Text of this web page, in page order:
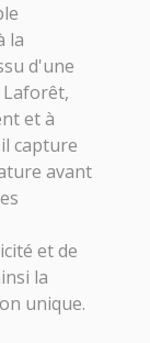
la
d'une
et à
capture
avant
et de
la
unique.